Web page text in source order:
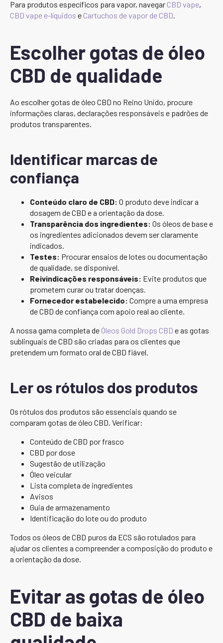
Para produtos específicos para vapor, navegar CBD vape,
CBD vape e-líquidos e Cartuchos de vapor de CBD
Escolher gotas de óleo
CBD de qualidade
Ao escolher gotas de óleo CBD no Reino Unido, procure
informações claras, declarações responsáveis e padrões de
produtos transparentes.
Identificar marcas de
confiança
Conteúdo claro de CBD: O produto deve indicar a
dosagem de CBD e a orientação da dose.
Transparência dos ingredientes: Os óleos de base e
os ingredientes adicionados devem ser claramente
indicados.
Testes: Procurar ensaios de lotes ou documentação
de qualidade, se disponível.
Reivindicações responsáveis: Evite produtos que
prometem curar ou tratar doenças.
Fornecedor estabelecido: Compre a uma empresa
de CBD de confiança com apoio real ao cliente.
A nossa gama completa de Óleos Gold Drops CBD e as gotas
sublinguais de CBD são criadas para os clientes que
pretendem um formato oral de CBD fiável.
Ler os rótulos dos produtos
Os rótulos dos produtos são essenciais quando se
comparam gotas de óleo CBD. Verificar:
Conteúdo de CBD por frasco
CBD por dose
Sugestão de utilização
Óleo veicular
Lista completa de ingredientes
Avisos
Guia de armazenamento
Identificação do lote ou do produto
Todos os óleos de CBD puros da ECS são rotulados para
ajudar os clientes a compreender a composição do produto e
a orientação da dose.
Evitar as gotas de óleo
CBD de baixa